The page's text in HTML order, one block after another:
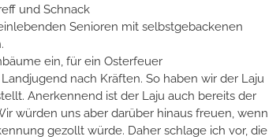
und Schnack
Senioren mit selbstgebackenen
ein, für ein Osterfeuer
nach Kräften. So haben wir der Laju
Anerkennend ist der Laju auch bereits der
würden uns aber darüber hinaus freuen, wenn
gezollt würde. Daher schlage ich vor, die